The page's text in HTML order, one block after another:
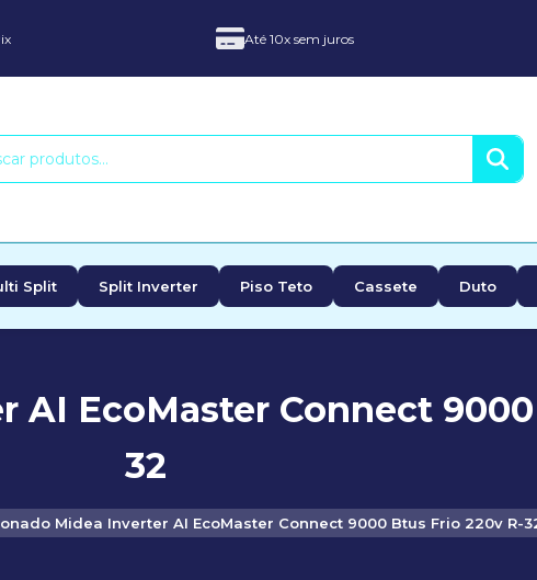
Até 10x sem juros
Split Split Inverter Piso Teto Cassete Duto
EcoMaster Connect
32
Midea Inverter AI EcoMaster Connect 9000 Btus Frio 220v R-